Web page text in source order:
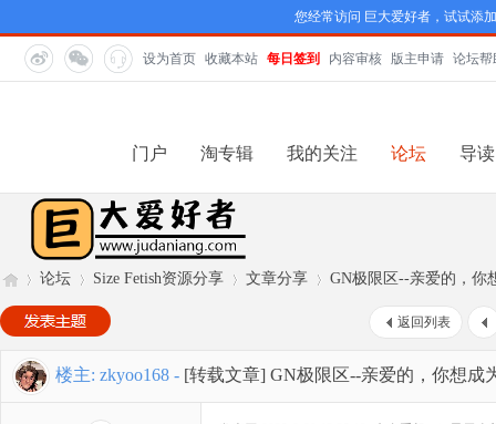
您经常访问 巨大爱好者，试试添
设为首页 收藏本站 每日签到 内容审核 版主申请 论坛帮
门户 淘专辑 我的关注 论坛 导读
巨 »
论坛
›
Size Fetish资源分享
›
文章分享
›
GN极限区--亲爱的，你
返回列表
楼主: zkyoo168 - [转载文章] GN极限区--亲爱的，你想成